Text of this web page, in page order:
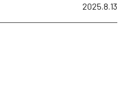
2025.8.13